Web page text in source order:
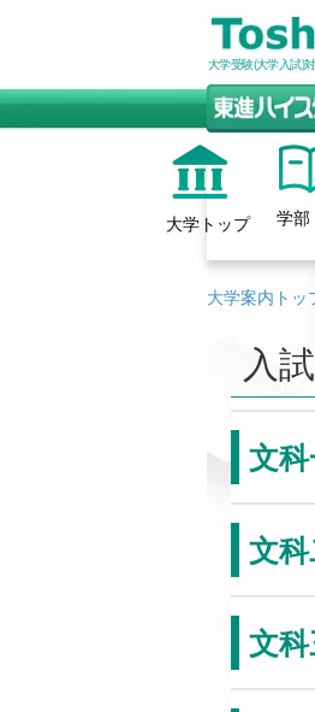
大学受験(大学入試)
大学トップ 学部
大学案内トッ
入
文
文
文